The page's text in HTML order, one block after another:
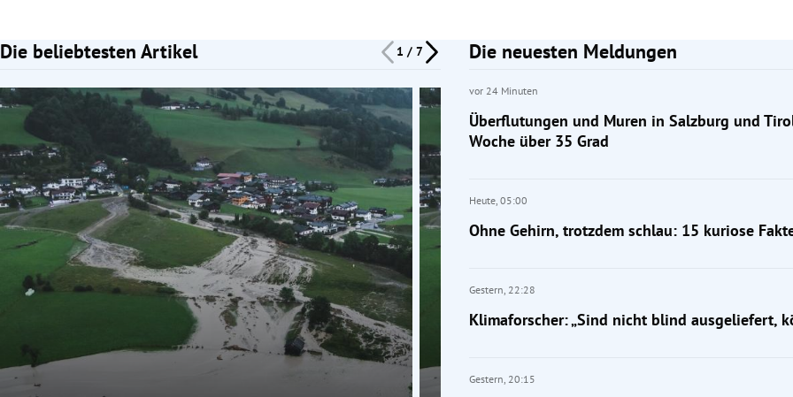
Die beliebtesten Artikel 1 / 7
Slide 1 von 7 Die neuesten Meldungen
vor 24 Minuten
Überflutungen und Muren in Salzburg und
Woche über 35 Grad
Heute, 05:00
Ohne Gehirn, trotzdem schlau: 15 kuriose
Gestern, 22:28
Klimaforscher: „Sind nicht blind ausgeliefert,
Gestern, 20:15